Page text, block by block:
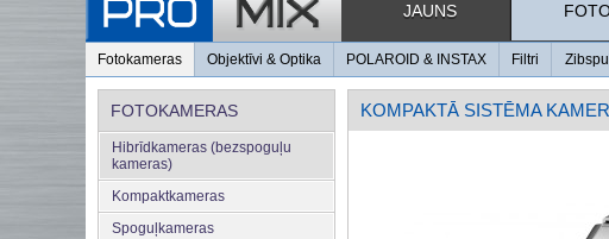
JAUNS
Fotokameras Objektīvi & Optika POLAROID & INSTAX Filtri
FOTOKAMERAS
Hibrīdkameras (bezspoguļu
kameras)
Kompaktkameras
Spoguļkameras
KOMPAKTĀ SISTĒMA